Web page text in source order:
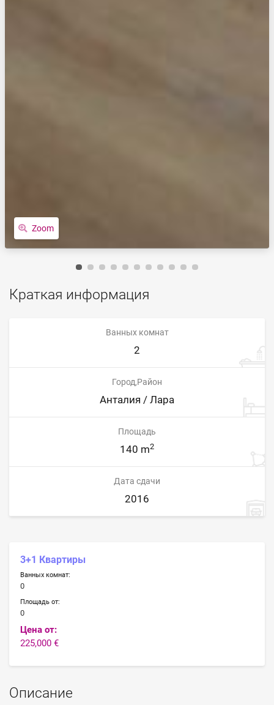
Zoom
Краткая информация
Ванных комнат
2
Город,Район
Анталия / Лара
Площадь
140 m2
Дата сдачи
2016
3+1 Квартиры
Ванных комнат:
0
Площадь от:
0
Цена от:
225,000 €
Описание